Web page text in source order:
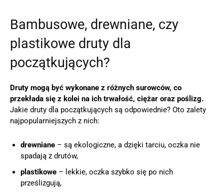
Bambusowe, drewniane, czy
plastikowe druty dla
początkujących?
Druty mogą być wykonane z różnych surowców, co
przekłada się z kolei na ich trwałość, ciężar oraz poślizg.
Jakie druty dla początkujących są odpowiednie? Oto zalety
najpopularniejszych z nich:
drewniane – są ekologiczne, a dzięki tarciu, oczka nie
spadają z drutów,
plastikowe – lekkie, oczka szybko się po nich
prześlizgują,